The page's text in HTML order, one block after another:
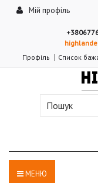
Мій профіль
Профіль
Список
МЕНЮ